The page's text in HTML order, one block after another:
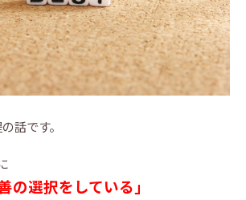
話です。
の選択をしている」